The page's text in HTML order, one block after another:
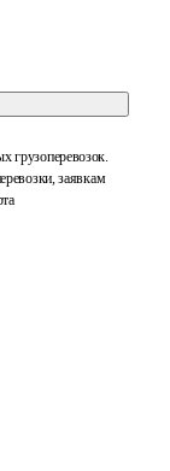
грузоперевозок.
заявкам